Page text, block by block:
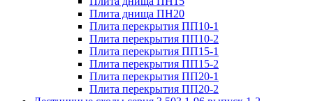
Плита днища ПН20
Плита перекрытия ПП10-1
Плита перекрытия ПП10-2
Плита перекрытия ПП15-1
Плита перекрытия ПП15-2
Плита перекрытия ПП20-1
Плита перекрытия ПП20-2